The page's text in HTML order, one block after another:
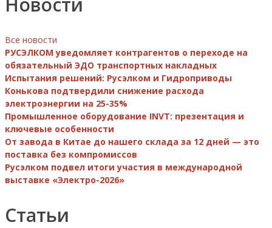
Все новости
РУСЭЛКОМ уведомляет контрагентов о переходе на
обязательный ЭДО транспортных накладных
Испытания решений: Русэлком и Гидроприводы
Конькова подтвердили снижение расхода
электроэнергии на 25-35%
Промышленное оборудование INVT: презентация и
ключевые особенности
От завода в Китае до нашего склада за 12 дней — это
поставка без компромиссов
Русэлком подвел итоги участия в международной
выставке «Электро-2026»
Статьи